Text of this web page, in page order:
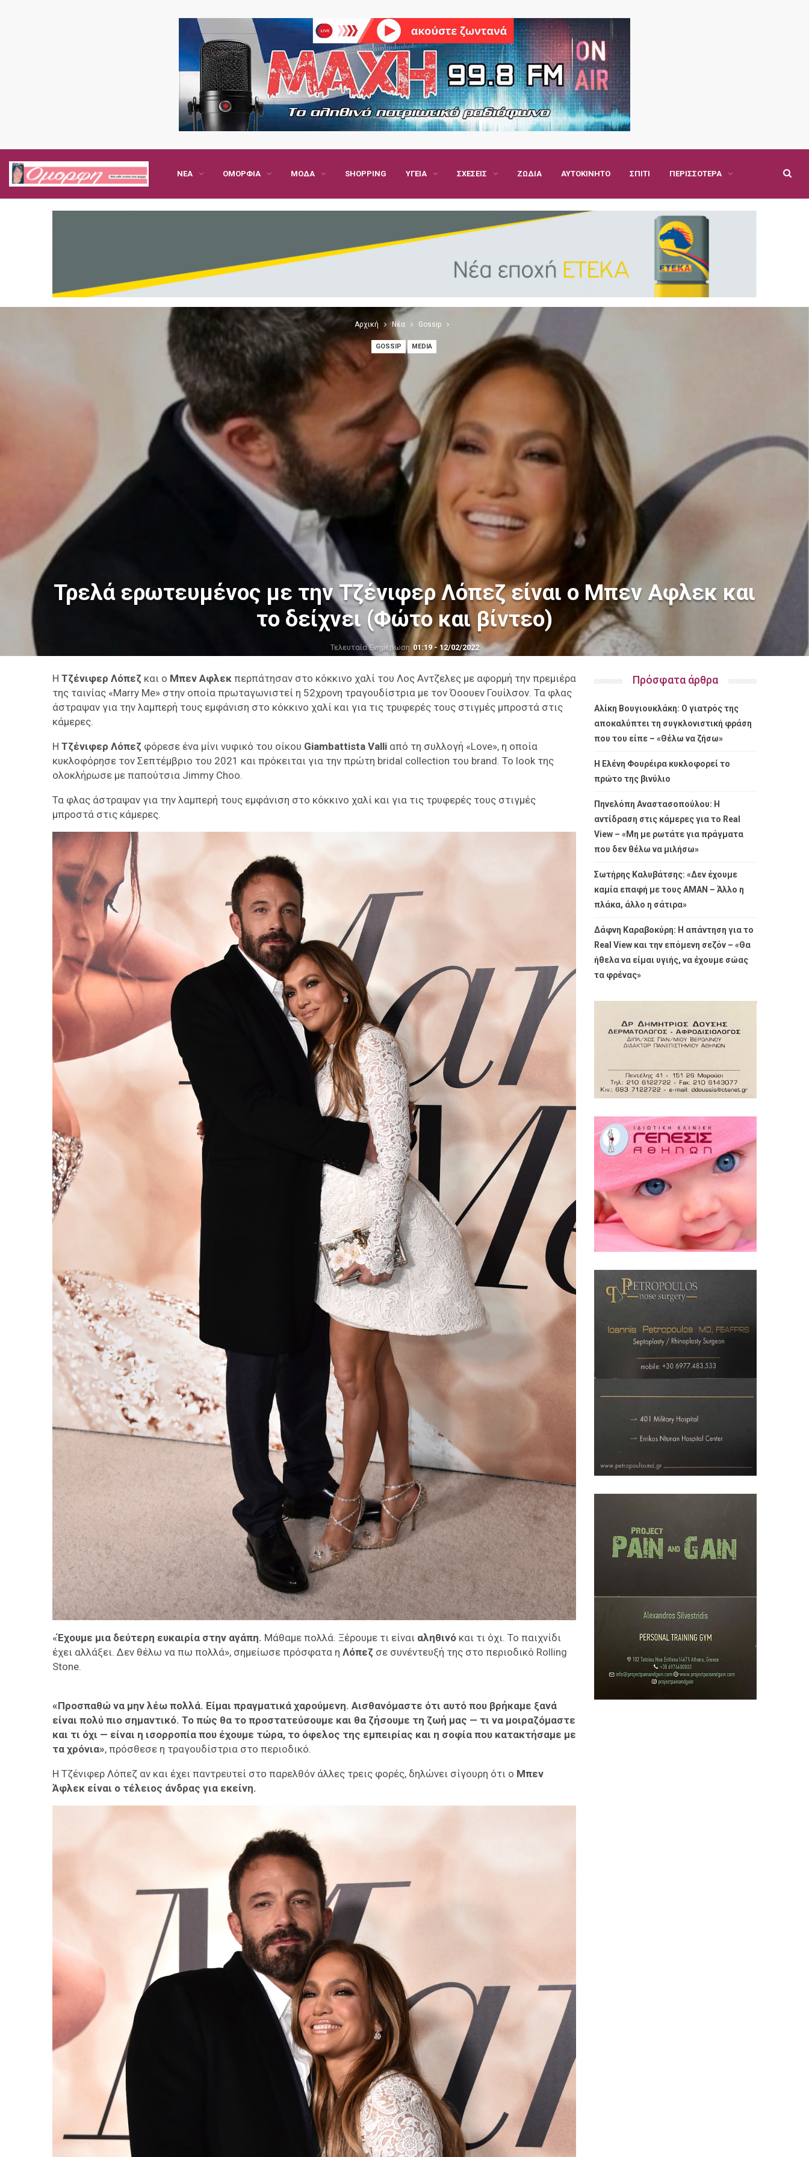
ΝΈΑ ΟΜΟΡΦΙΆ ΜΌΔΑ SHOPPING ΥΓΕΊΑ ΣΧΈΣΕΙΣ ΖΏΔΙΑ ΑΥΤΟΚΊΝΗΤΟ ΣΠΊΤΙ ΠΕΡΙΣΣΌΤΕΡΑ
Αρχική Νέα Gossip
GOSSIP MEDIA
Τρελά ερωτευμένος με την Τζένιφερ Λόπεζ είναι ο Μπεν Αφλεκ και
το δείχνει (Φώτο και βίντεο)
Τελευταία Ενημέρωση 01:19 - 12/02/2022
Η Τζένιφερ Λόπεζ και ο Μπεν Αφλεκ περπάτησαν στο κόκκινο χαλί του Λος Αντζελες με αφορμή την πρεμιέρα
της ταινίας «Marry Me» στην οποία πρωταγωνιστεί η 52χρονη τραγουδίστρια με τον Όοουεν Γουίλσον. Τα φλας
άστραψαν για την λαμπερή τους εμφάνιση στο κόκκινο χαλί και για τις τρυφερές τους στιγμές μπροστά στις
κάμερες.
H Tζένιφερ Λόπεζ φόρεσε ένα μίνι νυφικό του οίκου Giambattista Valli από τη συλλογή «Love», η οποία
κυκλοφόρησε τον Σεπτέμβριο του 2021 και πρόκειται για την πρώτη bridal collection του brand. Το look της
ολοκλήρωσε με παπούτσια Jimmy Choo.
Τα φλας άστραψαν για την λαμπερή τους εμφάνιση στο κόκκινο χαλί και για τις τρυφερές τους στιγμές
μπροστά στις κάμερες.
«Έχουμε μια δεύτερη ευκαιρία στην αγάπη. Μάθαμε πολλά. Ξέρουμε τι είναι αληθινό και τι όχι. Το παιχνίδι
έχει αλλάξει. Δεν θέλω να πω πολλά», σημείωσε πρόσφατα η Λόπεζ σε συνέντευξή της στο περιοδικό Rolling
Stone.
«Προσπαθώ να μην λέω πολλά. Είμαι πραγματικά χαρούμενη. Αισθανόμαστε ότι αυτό που βρήκαμε ξανά
είναι πολύ πιο σημαντικό. Το πώς θα το προστατεύσουμε και θα ζήσουμε τη ζωή μας — τι να μοιραζόμαστε
και τι όχι — είναι η ισορροπία που έχουμε τώρα, το όφελος της εμπειρίας και η σοφία που κατακτήσαμε με
τα χρόνια», πρόσθεσε η τραγουδίστρια στο περιοδικό.
Η Τζένιφερ Λόπεζ αν και έχει παντρευτεί στο παρελθόν άλλες τρεις φορές, δηλώνει σίγουρη ότι ο Μπεν
Άφλεκ είναι ο τέλειος άνδρας για εκείνη.
Πρόσφατα άρθρα
Αλίκη Βουγιουκλάκη: Ο γιατρός της
αποκαλύπτει τη συγκλονιστική φράση
που του είπε – «Θέλω να ζήσω»
Η Ελένη Φουρέιρα κυκλοφορεί το
πρώτο της βινύλιο
Πηνελόπη Αναστασοπούλου: Η
αντίδραση στις κάμερες για το Real
View – «Μη με ρωτάτε για πράγματα
που δεν θέλω να μιλήσω»
Σωτήρης Καλυβάτσης: «Δεν έχουμε
καμία επαφή με τους ΑΜΑΝ – Άλλο η
πλάκα, άλλο η σάτιρα»
Δάφνη Καραβοκύρη: Η απάντηση για το
Real View και την επόμενη σεζόν – «Θα
ήθελα να είμαι υγιής, να έχουμε σώας
τα φρένας»